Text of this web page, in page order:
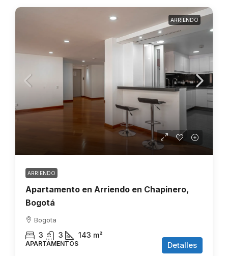
ARRIENDO
ARRIENDO
Apartamento en Arriendo en Chapinero,
Bogotá
Bogota
3 3 143 m²
APARTAMENTOS Detalles